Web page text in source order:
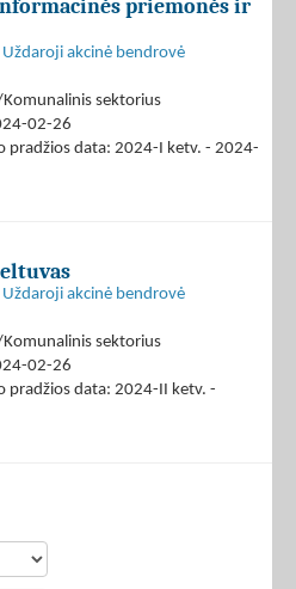
priemonės ir
Uždaroji akcinė bendrovė
sektorius
02-26
pradžios data: 2024-I ketv. - 2024-
Uždaroji akcinė bendrovė
sektorius
02-26
pradžios data: 2024-II ketv. -